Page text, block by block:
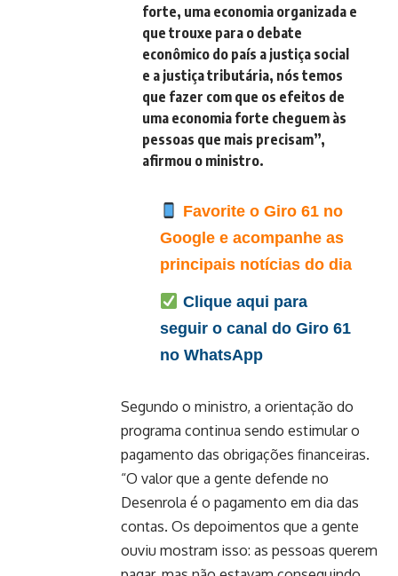
forte, uma economia organizada e
que trouxe para o debate
econômico do país a justiça social
e a justiça tributária, nós temos
que fazer com que os efeitos de
uma economia forte cheguem às
pessoas que mais precisam”,
afirmou o ministro.
Favorite o Giro 61 no
Google e acompanhe as
principais notícias do dia
Clique aqui para
seguir o canal do Giro 61
no WhatsApp
Segundo o ministro, a orientação do
programa continua sendo estimular o
pagamento das obrigações financeiras.
“O valor que a gente defende no
Desenrola é o pagamento em dia das
contas. Os depoimentos que a gente
ouviu mostram isso: as pessoas querem